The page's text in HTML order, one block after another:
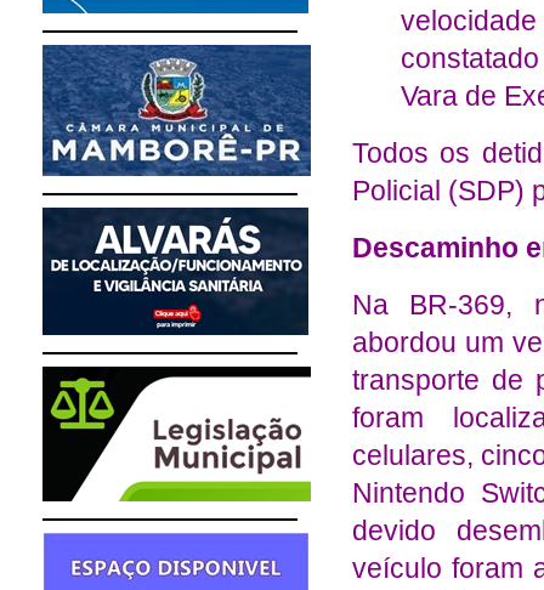
Vara de
Todos os
Policial (SDP)
Descaminho
Na BR-369,
abordou um
transporte de
foram
celulares,
Nintendo
devido
veículo foram